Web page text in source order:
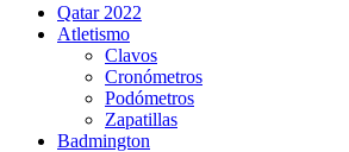
Qatar 2022
Atletismo
Clavos
Cronómetros
Podómetros
Zapatillas
Badmington